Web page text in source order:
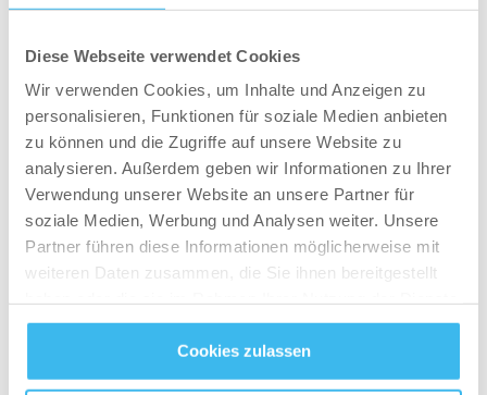
Diese Webseite verwendet Cookies
Wir verwenden Cookies, um Inhalte und Anzeigen zu
personalisieren, Funktionen für soziale Medien anbieten
zu können und die Zugriffe auf unsere Website zu
analysieren. Außerdem geben wir Informationen zu Ihrer
Verwendung unserer Website an unsere Partner für
soziale Medien, Werbung und Analysen weiter. Unsere
Partner führen diese Informationen möglicherweise mit
weiteren Daten zusammen, die Sie ihnen bereitgestellt
gesammelt haben.
Datenschutz- undCookie-Richtlinien
Cookies zulassen
Kaloriendefizit. Ein kleiner Tipp am Rande: an
und komplexe Kohlenhydrate setzen (sofern
noch welche vorhanden sind!).
High carb als Cheat-Day Ersatz
Schon mal vom „Refeed“ gehört? Das ist der
moderne Cheat-Day in einer Diät, an dem wir uns
nicht mit Müll vollstopfen, sondern geplant die
Bedürfnisse des Körpers, die mit langandauernder
können, ohne dabei massiv an Gewicht zuzulegen.
Am Refeed nehmen wir also absichtlich deutlich
mehr Carbs auf (also ein high carb Tag), um